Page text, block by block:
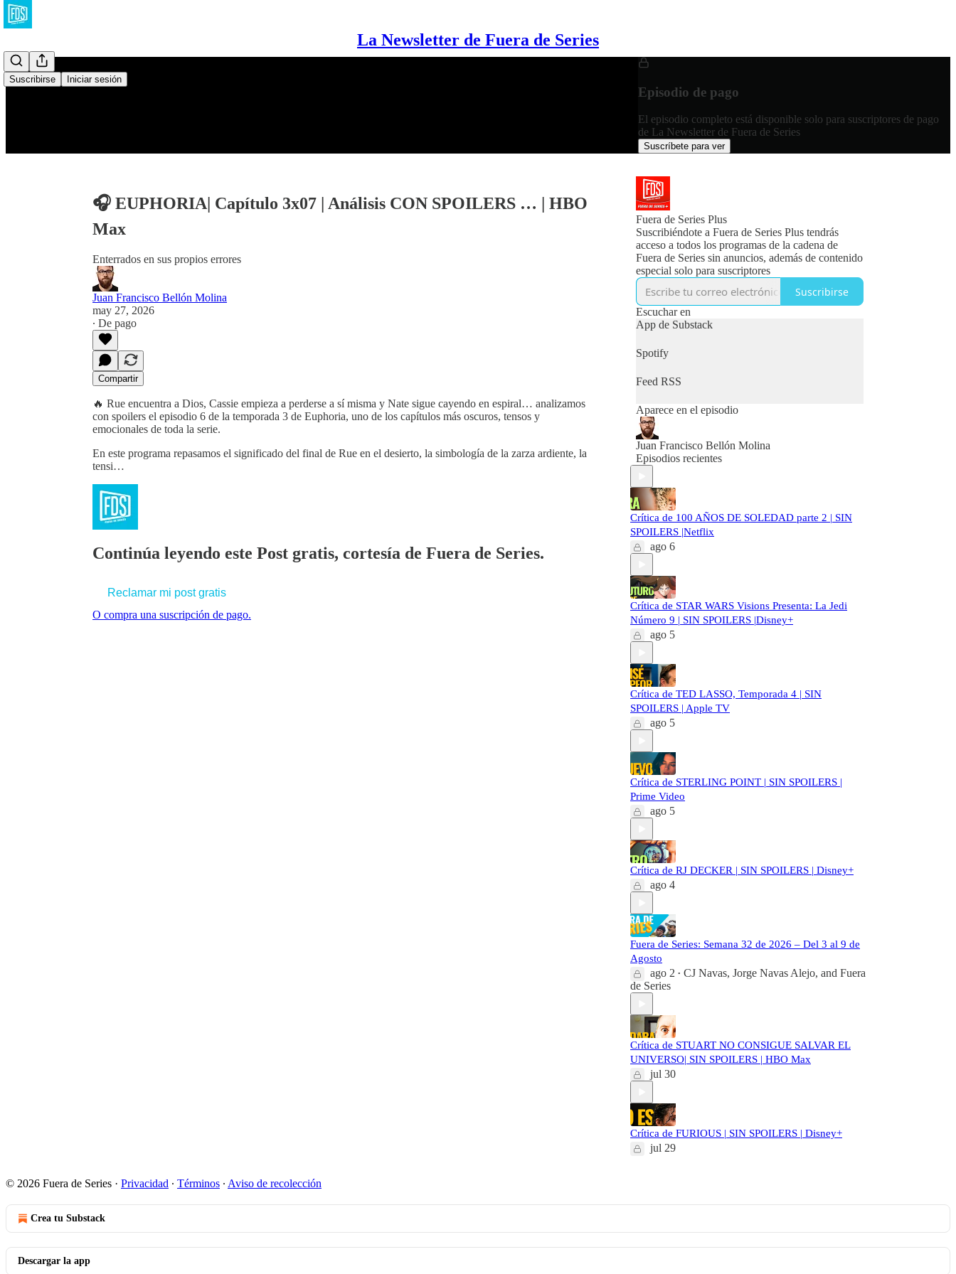
La Newsletter de Fuera de Series
Suscribirse Iniciar sesión
Episodio de pago
El episodio completo está disponible solo para suscriptores de pago
de La Newsletter de Fuera de Series
Suscríbete para ver
🎧 EUPHORIA| Capítulo 3x07 | Análisis CON SPOILERS … | HBO
Max
Enterrados en sus propios errores
Juan Francisco Bellón Molina
may 27, 2026
∙ De pago
Compartir
🔥 Rue encuentra a Dios, Cassie empieza a perderse a sí misma y Nate sigue cayendo en espiral… analizamos
con spoilers el episodio 6 de la temporada 3 de Euphoria, uno de los capítulos más oscuros, tensos y
emocionales de toda la serie.
En este programa repasamos el significado del final de Rue en el desierto, la simbología de la zarza ardiente, la
tensi…
Continúa leyendo este Post gratis, cortesía de Fuera de Series.
Reclamar mi post gratis
O compra una suscripción de pago.
Fuera de Series Plus
Suscribiéndote a Fuera de Series Plus tendrás
acceso a todos los programas de la cadena de
Fuera de Series sin anuncios, además de contenido
especial solo para suscriptores
Suscribirse
Escuchar en
App de Substack
Spotify
Feed RSS
Aparece en el episodio
Juan Francisco Bellón Molina
Episodios recientes
Crítica de 100 AÑOS DE SOLEDAD parte 2 | SIN
SPOILERS |Netflix
ago 6
Crítica de STAR WARS Visions Presenta: La Jedi
Número 9 | SIN SPOILERS |Disney+
ago 5
Crítica de TED LASSO, Temporada 4 | SIN
SPOILERS | Apple TV
ago 5
Crítica de STERLING POINT | SIN SPOILERS |
Prime Video
ago 5
Crítica de RJ DECKER | SIN SPOILERS | Disney+
ago 4
Fuera de Series: Semana 32 de 2026 – Del 3 al 9 de
Agosto
ago 2 • CJ Navas, Jorge Navas Alejo, and Fuera
de Series
Crítica de STUART NO CONSIGUE SALVAR EL
UNIVERSO| SIN SPOILERS | HBO Max
jul 30
Crítica de FURIOUS | SIN SPOILERS | Disney+
jul 29
© 2026 Fuera de Series · Privacidad ∙ Términos ∙ Aviso de recolección
Crea tu Substack
Descargar la app